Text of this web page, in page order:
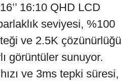
16:10 QHD LCD
seviyesi, %100
ve 2.5K çözünürlüğü
görüntüler sunuyor.
ve 3ms tepki süresi,